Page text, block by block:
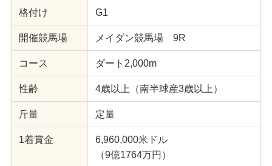
格付け G1
開催競馬場 メイダン競馬場 9R
コース ダート2,000m
性齢 4歳以上（南半球産3歳以上）
斤量 定量
1着賞金
6,960,000米ドル
（9億1764万円）